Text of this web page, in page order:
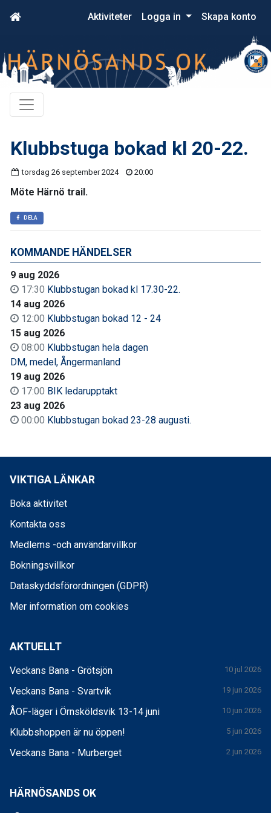
Aktiviteter Logga in Skapa konto
KOMMANDE HÄNDELSER
9 aug 2026
17:30 Klubbstugan bokad kl 17.30-22.
14 aug 2026
12:00 Klubbstugan bokad 12 - 24
15 aug 2026
08:00 Klubbstugan hela dagen
DM, medel, Ångermanland
19 aug 2026
17:00 BIK ledarupptakt
23 aug 2026
00:00 Klubbstugan bokad 23-28 augusti.
Klubbstuga bokad kl 20-22.
torsdag 26 september 2024 20:00
Möte Härnö trail.
DELA
VIKTIGA LÄNKAR
Boka aktivitet
Kontakta oss
Medlems -och användarvillkor
Bokningsvillkor
Dataskyddsförordningen (GDPR)
Mer information om cookies
AKTUELLT
Veckans Bana - Grötsjön 10 jul 2026
Veckans Bana - Svartvik 19 jun 2026
ÅOF-läger i Örnsköldsvik 13-14 juni 10 jun 2026
Klubbshoppen är nu öppen! 5 jun 2026
Veckans Bana - Murberget 2 jun 2026
HÄRNÖSANDS OK